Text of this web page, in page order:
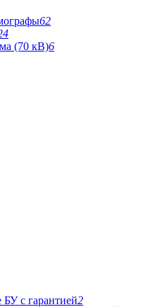
62
(70 кВ)6
с гарантией2